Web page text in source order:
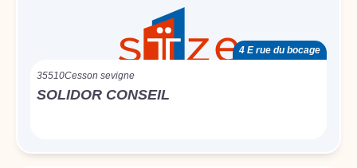
4 E rue du bocage
35510Cesson sevigne
SOLIDOR CONSEIL